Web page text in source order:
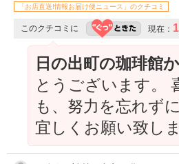
「お店直送!情報お届け便ニュース」のクチコミ
このクチコミに 現在： 1
日の出町の珈琲館
とうございます。
も、努力を忘れず
宜しくお願い致しま